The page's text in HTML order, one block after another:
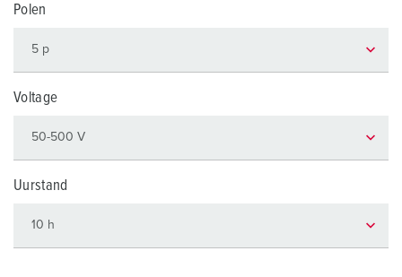
Polen
Voltage
Uurstand